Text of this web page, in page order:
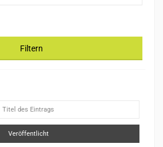
Filtern
Titel des Eintrags
Veröffentlicht